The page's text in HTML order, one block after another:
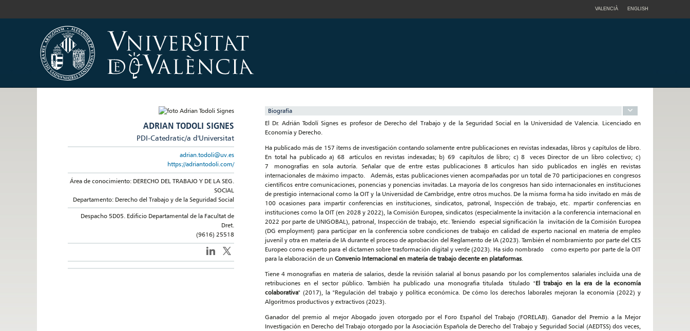
VALENCIÀ ENGLISH
ADRIAN TODOLI SIGNES
PDI-Catedratic/a d'Universitat
adrian.todoli@uv.es
https://adriantodoli.com/
Área de conocimiento: DERECHO DEL TRABAJO Y DE LA SEG.
SOCIAL
Departamento: Derecho del Trabajo y de la Seguridad Social
Despacho 5D05. Edificio Departamental de la Facultat de
Dret.
(9616) 25518
Biografía
El Dr. Adrián Todolí Signes es profesor de Derecho del Trabajo y de la Seguridad Social en la Universidad de Valencia. Licenciado en
Economía y Derecho.
Ha publicado más de 157 ítems de investigación contando solamente entre publicaciones en revistas indexadas, libros y capítulos de libro.
En total ha publicado a) 68 artículos en revistas indexadas; b) 69 capítulos de libro; c) 8 veces Director de un libro colectivo; c)
7 monografías en sola autoría. Señalar que de entre estas publicaciones 8 artículos han sido publicados en inglés en revistas
internacionales de máximo impacto. Además, estas publicaciones vienen acompañadas por un total de 70 participaciones en congresos
científicos entre comunicaciones, ponencias y ponencias invitadas. La mayoría de los congresos han sido internacionales en instituciones
de prestigio internacional como la OIT y la Universidad de Cambridge, entre otros muchos. De la misma forma ha sido invitado en más de
100 ocasiones para impartir conferencias en instituciones, sindicatos, patronal, Inspección de trabajo, etc. mpartir conferencias en
instituciones como la OIT (en 2028 y 2022), la Comisión Europea, sindicatos (especialmente la invitación a la conferencia internacional en
2022 por parte de UNIGOBAL), patronal, Inspección de trabajo, etc. Teniendo especial significación la invitación de la Comisión Europea
(DG employment) para participar en la conferencia sobre condiciones de trabajo en calidad de experto nacional en materia de empleo
juvenil y otra en materia de IA durante el proceso de aprobación del Reglamento de IA (2023). También el nombramiento por parte del CES
Europeo como experto para el dictamen sobre trasformación digital y verde (2023). Ha sido nombrado como experto por parte de la OIT
para la elaboración de un Convenio Internacional en materia de trabajo decente en plataformas.
Tiene 4 monografias en materia de salarios, desde la revisión salarial al bonus pasando por los complementos salariales incluida una de
retribuciones en el sector público. También ha publicado una monografia titulada titulado "El trabajo en la era de la economía
colaborativa" (2017), la "Regulación del trabajo y política económica. De cómo los derechos laborales mejoran la economía (2022) y
Algoritmos productivos y extractivos (2023).
Ganador del premio al mejor Abogado joven otorgado por el Foro Español del Trabajo (FORELAB). Ganador del Premio a la Mejor
Investigación en Derecho del Trabajo otorgado por la Asociación Española de Derecho del Trabajo y Seguridad Social (AEDTSS) dos veces,